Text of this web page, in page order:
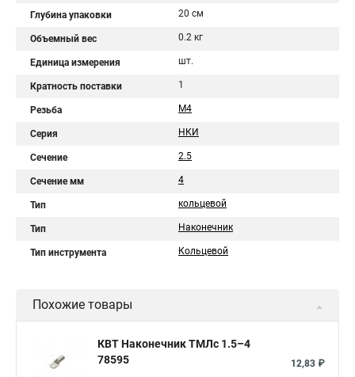
Глубина упаковки 20 см
Объемный вес 0.2 кг
Единица измерения шт.
Кратность поставки 1
Резьба М4
Серия НКИ
Сечение 2.5
Сечение мм 4
Тип кольцевой
Тип Наконечник
Тип инструмента Кольцевой
Похожие товары
КВТ Наконечник ТМЛс 1.5–4
78595
12,83 ₽